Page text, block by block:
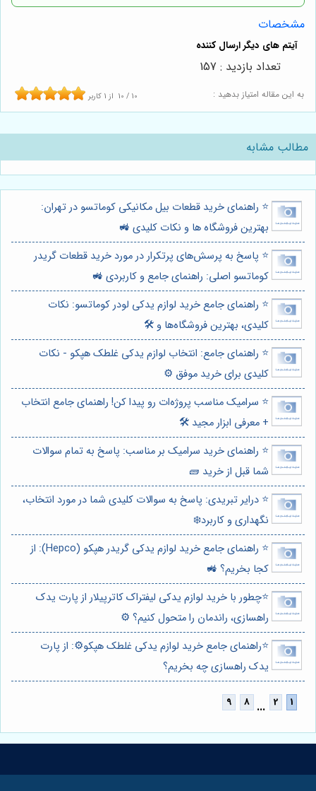
مشخصات
به این مقاله امتیاز بدهید : 10 / 10 از 1 کاربر
تعداد بازدید : 157
مطالب مشابه
⭐️ راهنمای خرید قطعات بیل مکانیکی کوماتسو در تهران:
بهترین فروشگاه ها و نکات کلیدی 🚜
⭐️ پاسخ به پرسش‌های پرتکرار در مورد خرید قطعات گریدر
کوماتسو اصلی: راهنمای جامع و کاربردی 🚜
⭐️ راهنمای جامع خرید لوازم یدکی لودر کوماتسو: نکات
کلیدی، بهترین فروشگاه‌ها و 🛠️
⭐️ راهنمای جامع: انتخاب لوازم یدکی غلطک هپکو - نکات
کلیدی برای خرید موفق ⚙️
⭐️ سرامیک مناسب پروژه‌ات رو پیدا کن! راهنمای جامع انتخاب
+ معرفی ابزار مجید 🛠️
⭐️ راهنمای خرید سرامیک بر مناسب: پاسخ به تمام سوالات
شما قبل از خرید 🧱
⭐️ درایر تبریدی: پاسخ به سوالات کلیدی شما در مورد انتخاب،
نگهداری و کاربرد❄️
⭐️ راهنمای جامع خرید لوازم یدکی گریدر هپکو (Hepco): از
کجا بخریم؟ 🚜
⭐️چطور با خرید لوازم یدکی لیفتراک کاترپیلار از پارت یدک
راهسازی، راندمان را متحول کنیم؟ ⚙️
⭐️راهنمای جامع خرید لوازم یدکی غلطک هپکو⚙️: از پارت
یدک راهسازی چه بخریم؟
...